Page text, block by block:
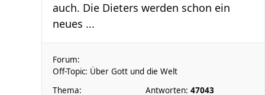
auch. Die Dieters werden schon ein
neues ...
Forum:
Off-Topic: Über Gott und die Welt
Thema:
Antworten: 47043